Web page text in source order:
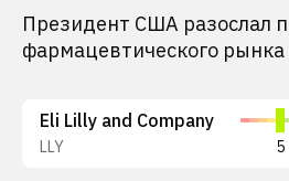
Президент США разослал
фармацевтического рынка
Eli Lilly and Company
LLY 5